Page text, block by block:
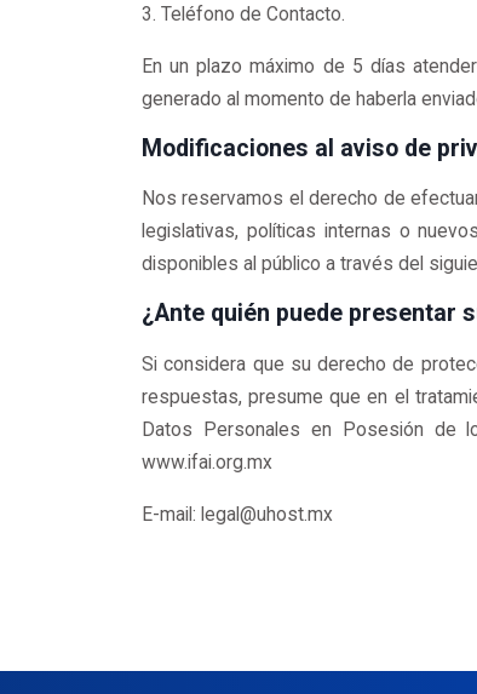
3. Teléfono de Contacto.
En un plazo máximo de 5 días
generado al momento de haberla
Modificaciones al aviso de
Nos reservamos el derecho de
legislativas, políticas internas o
disponibles al público a través del
¿Ante quién puede presentar
Si considera que su derecho de
respuestas, presume que en el
Datos Personales en Posesión de
www.ifai.org.mx
E-mail: legal@uhost.mx